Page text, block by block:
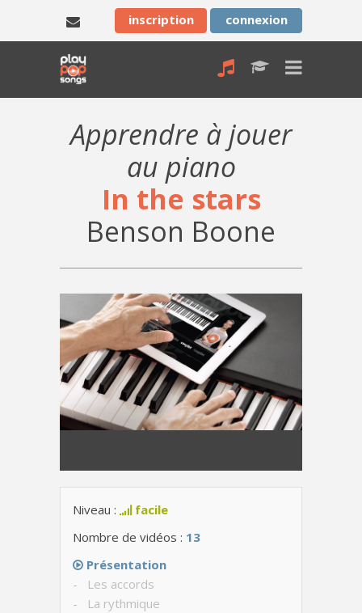
inscription connexion
Apprendre à jouer
au piano
In the stars
Benson Boone
Niveau :
facile
Nombre de vidéos : 13
Présentation
- Les accords
- La rythmique